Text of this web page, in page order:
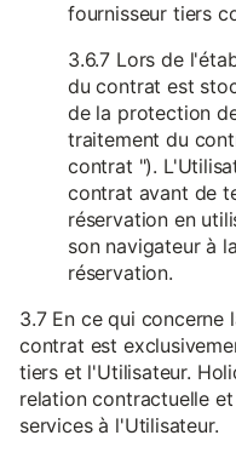
fournisseur tiers
3.6.7 Lors de
du contrat est
de la protection
traitement du
contrat ").
contrat avant de
réservation en
son navigateur à
réservation.
3.7 En ce qui concerne
contrat est
tiers et l'Utilisateur.
relation contractuelle
services à l'Utilisateur.